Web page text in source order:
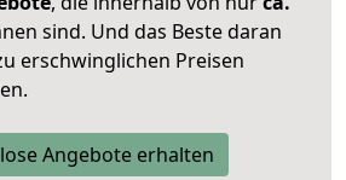
sind. Und das Beste daran
erschwinglichen Preisen
Angebote erhalten